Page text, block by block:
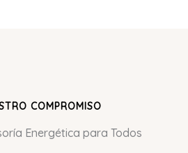
COMPROMISO
Energética para Todos